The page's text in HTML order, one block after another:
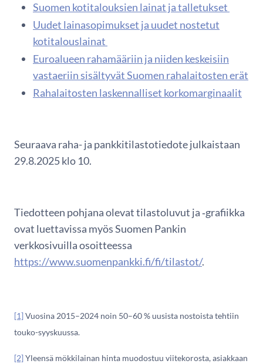
Suomen kotitalouksien lainat ja talletukset
Uudet lainasopimukset ja uudet nostetut
kotitalouslainat
Euroalueen rahamääriin ja niiden keskeisiin
vastaeriin sisältyvät Suomen rahalaitosten erät
Rahalaitosten laskennalliset korkomarginaalit
Seuraava raha- ja pankkitilastotiedote julkaistaan
29.8.2025 klo 10.
Tiedotteen pohjana olevat tilastoluvut ja ‑grafiikka
ovat luettavissa myös Suomen Pankin
verkkosivuilla osoitteessa
https://www.suomenpankki.fi/fi/tilastot/.
[1] Vuosina 2015–2024 noin 50–60 % uusista nostoista tehtiin
touko-syyskuussa.
[2] Yleensä mökkilainan hinta muodostuu viitekorosta, asiakkaan